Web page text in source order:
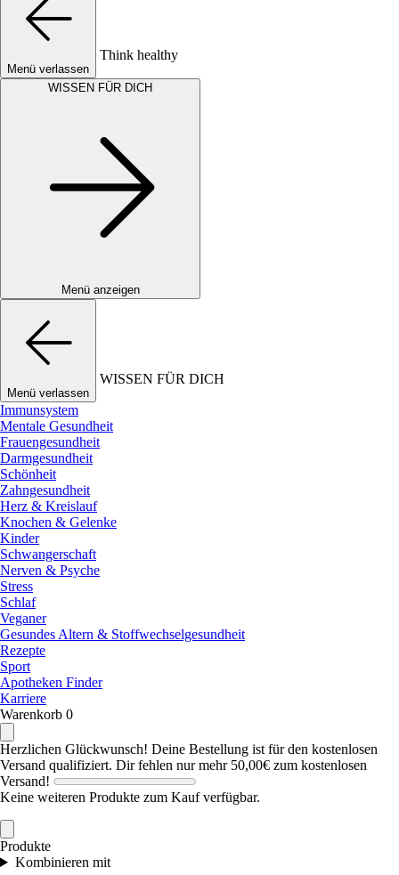
Menü verlassen
Think healthy
WISSEN FÜR DICH
Menü anzeigen
Menü verlassen
WISSEN FÜR DICH
Immunsystem
Mentale Gesundheit
Frauengesundheit
Darmgesundheit
Schönheit
Zahngesundheit
Herz & Kreislauf
Knochen & Gelenke
Kinder
Schwangerschaft
Nerven & Psyche
Stress
Schlaf
Veganer
Gesundes Altern & Stoffwechselgesundheit
Rezepte
Sport
Apotheken Finder
Karriere
Warenkorb 0
Herzlichen Glückwunsch! Deine Bestellung ist für den kostenlosen
Versand qualifiziert. Dir fehlen nur mehr 50,00€ zum kostenlosen
Versand!
Keine weiteren Produkte zum Kauf verfügbar.
Produkte
Kombinieren mit